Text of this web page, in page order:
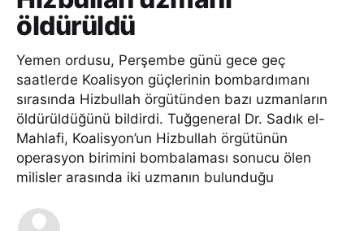
öldürüldü
Yemen ordusu, Perşembe günü gece geç
saatlerde Koalisyon güçlerinin bombardımanı
sırasında Hizbullah örgütünden bazı uzmanların
öldürüldüğünü bildirdi. Tuğgeneral Dr. Sadık el-
Mahlafi, Koalisyon’un Hizbullah örgütünün
operasyon birimini bombalaması sonucu ölen
milisler arasında iki uzmanın bulunduğu